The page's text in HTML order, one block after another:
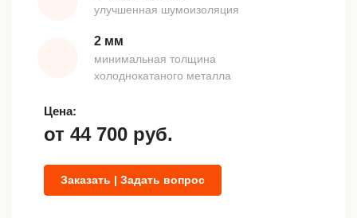
улучшенная шумоизоляция
2 мм
минимальная толщина
холоднокатаного металла
Цена:
от 44 700 руб.
Заказать | Задать вопрос